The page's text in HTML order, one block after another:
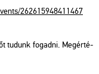
​262​6159​4841​1467
tu­dunk fo­gad­ni. Meg­ér­té­